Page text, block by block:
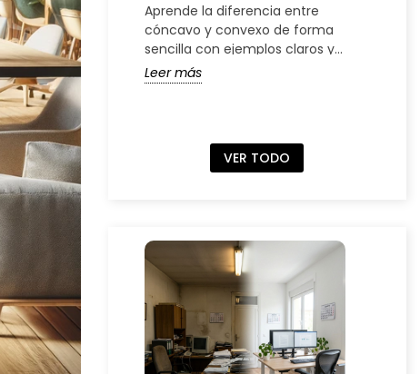
Aprende la diferencia entre
cóncavo y convexo de forma
sencilla con ejemplos claros y
fáciles de entender.
Leer más
VER TODO